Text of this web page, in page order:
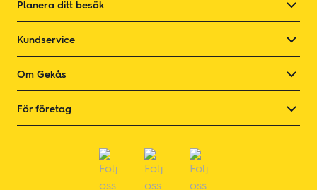
Planera ditt besök
Kundservice
Om Gekås
För företag
Social länkSocial länkSocial länk